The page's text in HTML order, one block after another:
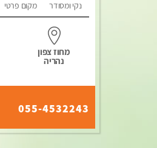
נקי ומסודר מקום פרטי
מחוז צפון
נהריה
055-4532243